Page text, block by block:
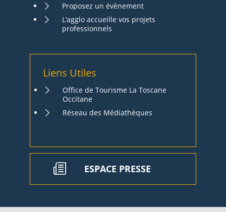
Proposez un évènement
L’agglo accueille vos projets
professionnels
Liens Utiles
Office de Tourisme La Toscane
Occitane
Réseau des Médiathèques
ESPACE PRESSE